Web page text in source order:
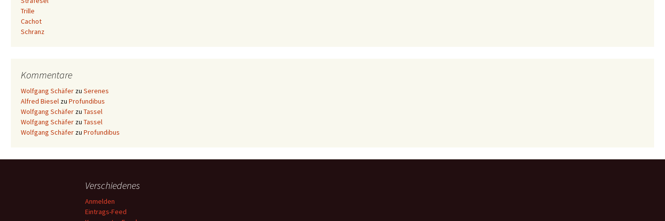
Trille
Cachot
Schranz
Kommentare
Wolfgang Schäfer zu Serenes
Alfred Biesel zu Profundibus
Wolfgang Schäfer zu Tassel
Wolfgang Schäfer zu Tassel
Wolfgang Schäfer zu Profundibus
Verschiedenes
Anmelden
Eintrags-Feed